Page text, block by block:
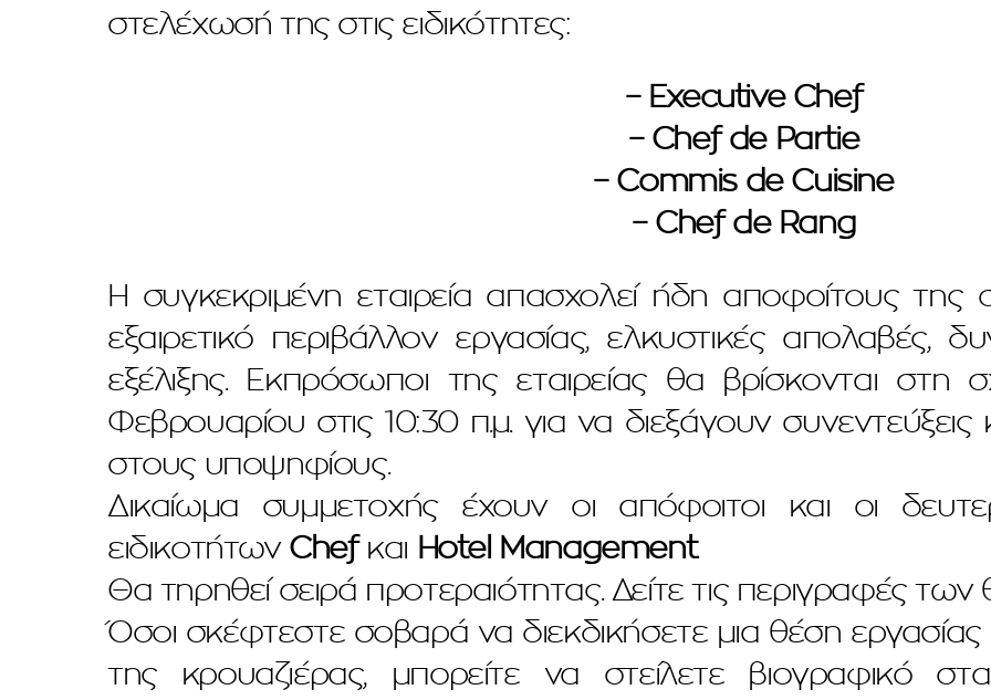
στελέχωσή της στις ειδικότητες:
– Executive Chef
– Chef de Partie
– Commis de Cuisine
– Chef de Rang
Η συγκεκριμένη εταιρεία απασχολεί ήδη αποφοίτους της
εξαιρετικό περιβάλλον εργασίας, ελκυστικές απολαβές,
εξέλιξης. Εκπρόσωποι της εταιρείας θα βρίσκονται
Φεβρουαρίου στις 10:30 π.μ. για να διεξάγουν
στους υποψηφίους.
Δικαίωμα συμμετοχής έχουν οι απόφοιτοι και οι
ειδικοτήτων Chefκαι Hotel Management.
Θα τηρηθεί σειρά προτεραιότητας. Δείτε τις περιγραφές
Όσοι σκέφτεστε σοβαρά να διεκδικήσετε μια θέση
της κρουαζιέρας, μπορείτε να στείλετε βιογραφικό